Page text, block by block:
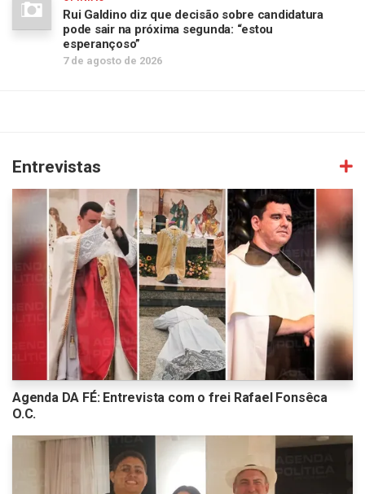
Rui Galdino diz que decisão sobre candidatura
pode sair na próxima segunda: “estou
esperançoso”
7 de agosto de 2026
Entrevistas
Agenda DA FÉ: Entrevista com o frei Rafael Fonsêca
O.C.